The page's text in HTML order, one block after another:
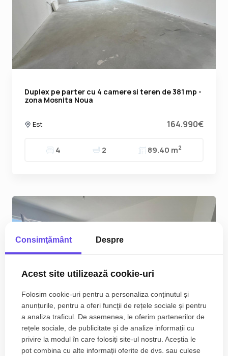
Duplex pe parter cu 4 camere si teren de 381 mp -
zona Mosnita Noua
Est 164.990€
4 2 89.40 m2
Consimţământ Despre
Acest site utilizează cookie-uri
Folosim cookie-uri pentru a personaliza conținutul și
anunțurile, pentru a oferi funcţii de rețele sociale și pentru
a analiza traficul. De asemenea, le oferim partenerilor de
rețele sociale, de publicitate şi de analize informații cu
privire la modul în care folosiți site-ul nostru. Aceștia le
pot combina cu alte informații oferite de dvs. sau culese